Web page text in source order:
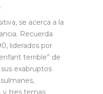
se acerca a la
Recuerda
liderados por
terrible” de
exabruptos
y tres temas